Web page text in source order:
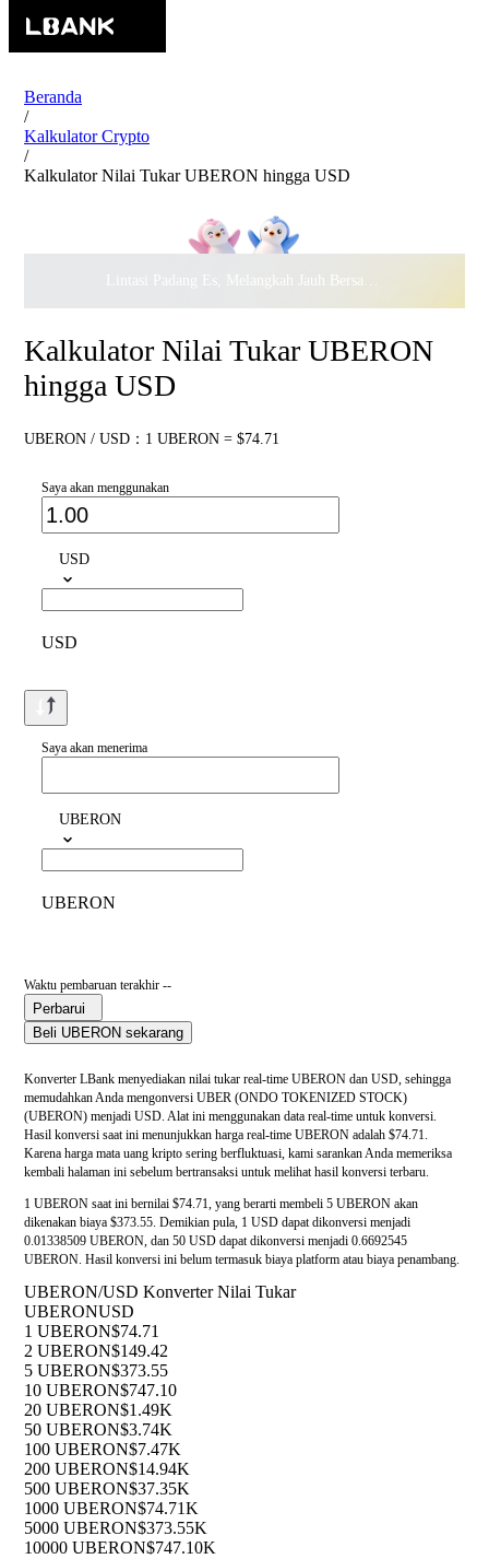
Beranda
/
Kalkulator Crypto
/
Kalkulator Nilai Tukar UBERON hingga USD
Lintasi Padang Es, Melangkah Jauh Bersama · Rayakan
Kalkulator Nilai Tukar UBERON
hingga USD
UBERON / USD：1 UBERON = $74.71
Saya akan menggunakan
USD
USD
Saya akan menerima
UBERON
UBERON
Waktu pembaruan terakhir --
Perbarui
Beli UBERON sekarang
Konverter LBank menyediakan nilai tukar real-time UBERON dan USD, sehingga
memudahkan Anda mengonversi UBER (ONDO TOKENIZED STOCK)
(UBERON) menjadi USD. Alat ini menggunakan data real-time untuk konversi.
Hasil konversi saat ini menunjukkan harga real-time UBERON adalah $74.71.
Karena harga mata uang kripto sering berfluktuasi, kami sarankan Anda memeriksa
kembali halaman ini sebelum bertransaksi untuk melihat hasil konversi terbaru.
1 UBERON saat ini bernilai $74.71, yang berarti membeli 5 UBERON akan
dikenakan biaya $373.55. Demikian pula, 1 USD dapat dikonversi menjadi
0.01338509 UBERON, dan 50 USD dapat dikonversi menjadi 0.6692545
UBERON. Hasil konversi ini belum termasuk biaya platform atau biaya penambang.
UBERON/USD Konverter Nilai Tukar
UBERONUSD
1 UBERON$74.71
2 UBERON$149.42
5 UBERON$373.55
10 UBERON$747.10
20 UBERON$1.49K
50 UBERON$3.74K
100 UBERON$7.47K
200 UBERON$14.94K
500 UBERON$37.35K
1000 UBERON$74.71K
5000 UBERON$373.55K
10000 UBERON$747.10K